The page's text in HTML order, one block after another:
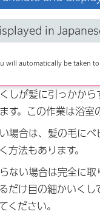
in
will automatically be taken to
洗い方が不十分にな
しょう。
用の目の細かい梳き
しが髪に引っかから
す。この作業は浴室
場合は、髪の毛にベ
方法もあります。
ない場合は完全に取
だけ目の細かいくし
ください。